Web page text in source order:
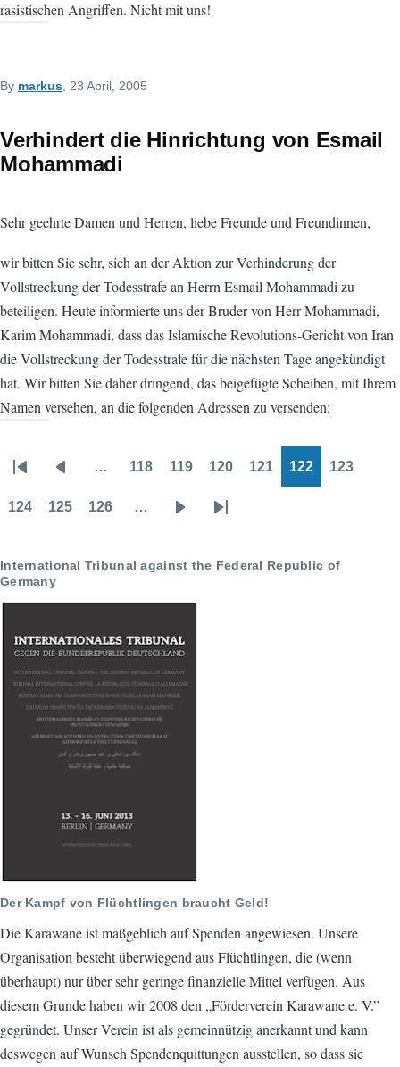
rasistischen Angriffen. Nicht mit uns!
By markus, 23 April, 2005
Verhindert die Hinrichtung von Esmail
Mohammadi
Sehr geehrte Damen und Herren, liebe Freunde und Freundinnen,
wir bitten Sie sehr, sich an der Aktion zur Verhinderung der
Vollstreckung der Todesstrafe an Herrn Esmail Mohammadi zu
beteiligen. Heute informierte uns der Bruder von Herr Mohammadi,
Karim Mohammadi, dass das Islamische Revolutions-Gericht von Iran
die Vollstreckung der Todesstrafe für die nächsten Tage angekündigt
hat. Wir bitten Sie daher dringend, das beigefügte Scheiben, mit Ihrem
Namen versehen, an die folgenden Adressen zu versenden:
Pagination
First
page
Previous
page
… 118 119 120 121 122 123
124 125 126 …
Last
International Tribunal against the Federal Republic of
Germany
Der Kampf von Flüchtlingen braucht Geld!
Die Karawane ist maßgeblich auf Spenden angewiesen. Unsere
Organisation besteht überwiegend aus Flüchtlingen, die (wenn
überhaupt) nur über sehr geringe finanzielle Mittel verfügen. Aus
diesem Grunde haben wir 2008 den „Förderverein Karawane e. V.”
gegründet. Unser Verein ist als gemeinnützig anerkannt und kann
deswegen auf Wunsch Spendenquittungen ausstellen, so dass sie